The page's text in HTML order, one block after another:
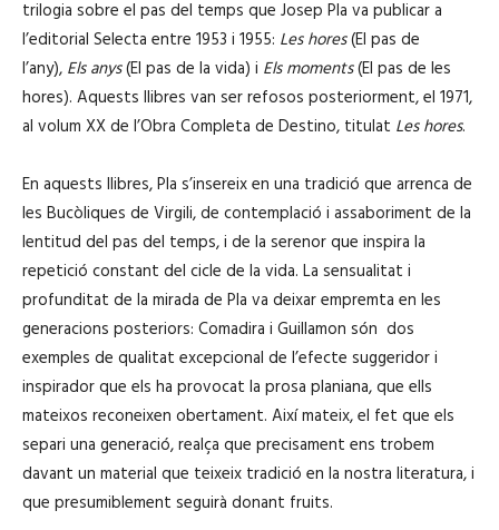
trilogia sobre el pas del temps que Josep Pla va publicar a
l’editorial Selecta entre 1953 i 1955: Les hores(El pas de
l’any), Els anys(El pas de la vida) i Els moments(El pas de les
hores). Aquests llibres van ser refosos posteriorment, el 1971,
al volum XX de l’Obra Completa de Destino, titulat Les hores.
En aquests llibres, Pla s’insereix en una tradició que arrenca de
les Bucòliques de Virgili, de contemplació i assaboriment de la
lentitud del pas del temps, i de la serenor que inspira la
repetició constant del cicle de la vida. La sensualitat i
profunditat de la mirada de Pla va deixar empremta en les
generacions posteriors: Comadira i Guillamon són dos
exemples de qualitat excepcional de l’efecte suggeridor i
inspirador que els ha provocat la prosa planiana, que ells
mateixos reconeixen obertament. Així mateix, el fet que els
separi una generació, realça que precisament ens trobem
davant un material que teixeix tradició en la nostra literatura, i
que presumiblement seguirà donant fruits.